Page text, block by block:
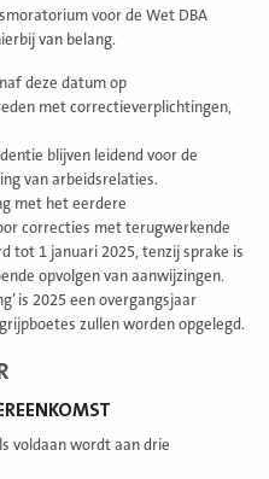
voor de Wet DBA
van belang.
deze datum op
met correctieverplichtingen,
blijven leidend voor de
van arbeidsrelaties.
met het eerdere
correcties met terugwerkende
tot 1 januari 2025, tenzij sprake is
opvolgen van aanwijzingen.
is 2025 een overgangsjaar
zullen worden opgelegd.
voldaan wordt aan drie